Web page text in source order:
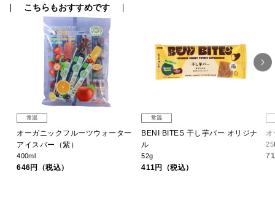
こちらもおすすめです
常温
オーガニックフルーツウォーター
アイスバー（紫）
400ml
646円（税込）
常温
BENI BITES 干し芋バー オリジナ
ル
52g
411円（税込）